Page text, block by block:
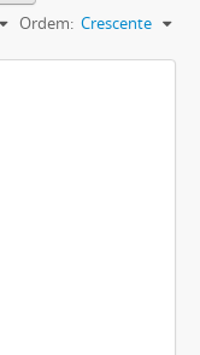
Ordem: Crescente